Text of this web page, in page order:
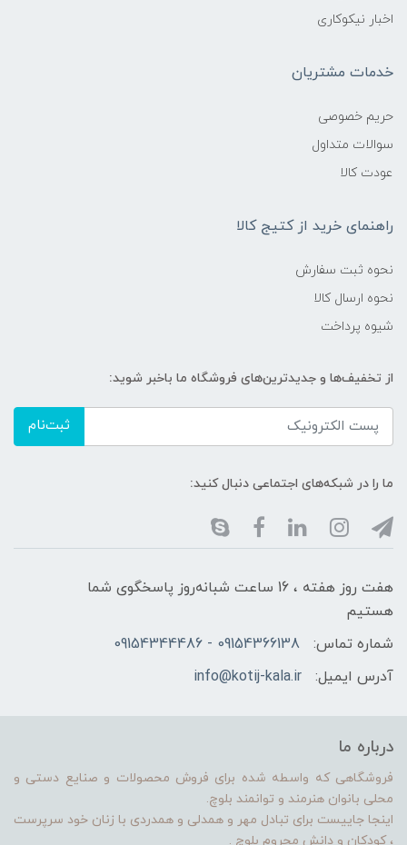
اخبار نیکوکاری
خدمات مشتریان
حریم خصوصی
سوالات متداول
عودت کالا
راهنمای خرید از کتیج کالا
نحوه ثبت سفارش
نحوه ارسال کالا
شیوه پرداخت
از تخفیف‌ها و جدیدترین‌های فروشگاه ما باخبر شوید:
ثبت‌نام
ما را در شبکه‌های اجتماعی دنبال کنید:
هفت روز هفته ، 16 ساعت شبانه‌روز پاسخگوی شما
هستیم
شماره تماس:
09154366138 - 09154344486
آدرس ایمیل:
info@kotij-kala.ir
درباره ما
فروشگاهی که واسطه شده برای فروش محصولات و صنایع دستی و
محلی بانوان هنرمند و توانمند بلوچ.
اینجا جاییست برای تبادل مهر و همدلی و همدردی با زنان خود سرپرست
، کودکان و دانش محروم بلوچ .